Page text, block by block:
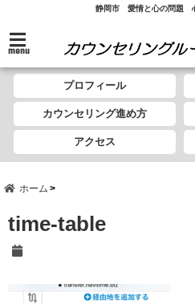
静岡市 愛情と心の問題
menu
プロフィール
カウンセリング進め方
アクセス
ホーム
time-table